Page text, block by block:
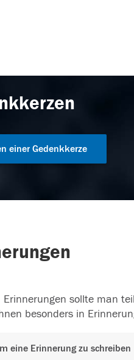
einer Gedenkkerze
Erinnerungen sollte man
besonders in
eine Erinnerung zu schreiben